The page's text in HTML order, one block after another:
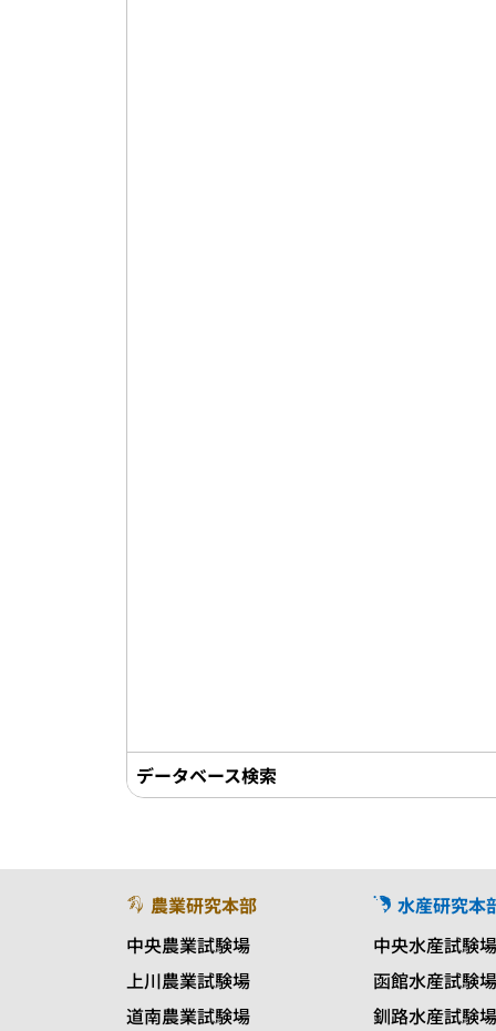
データベース検索
農業研究本部
中央農業試験場
上川農業試験場
道南農業試験場
水産研究本
中央水産試験
函館水産試験
釧路水産試験